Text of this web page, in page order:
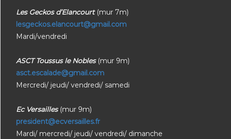
Les Geckos d’Elancourt(mur 7m)
lesgeckos.elancourt@gmail.com
Mardi/vendredi
ASCT Toussus le Nobles(mur 9m)
asct.escalade@gmail.com
Mercredi/ jeudi/ vendredi/ samedi
Ec Versailles(mur 9m)
president@ecversailles.fr
Mardi/ mercredi/ jeudi/ vendredi/ dimanche